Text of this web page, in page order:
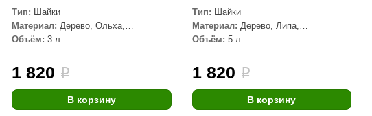
Тип: Шайки
Материал: Дерево, Ольха,
Нержавеющая сталь
Объём: 3 л
1 820 i
В корзину
Тип: Шайки
Материал: Дерево, Липа,
Нержавеющая сталь
Объём: 5 л
1 820 i
В корзину